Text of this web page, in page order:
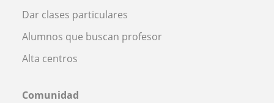
Dar clases particulares
Alumnos que buscan profesor
Alta centros
Comunidad